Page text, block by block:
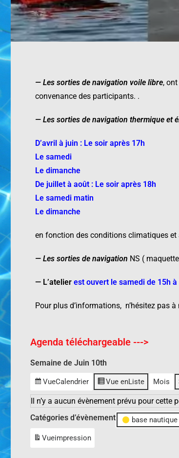
— Les sorties de navigation voile libre, ont
convenance des participants. .
— Les sorties de navigation thermique et
D’avril à juin : Le soir après 17h
Le samedi
Le dimanche
De juillet à août : Le soir après 18h
Le samedi matin
Le dimanche
en fonction des conditions climatiques
— Les sorties de navigation NS (
— L’atelier est ouvert le samedi de 15h
Pour plus d’informations, n’hésitez pas à
Agenda téléchargeable --->
Semaine de Juin 10th
VueCalendrier Vue enListe Mois
Il n’y a aucun évènement prévu pour cette
Catégories d’évènement
base
Vueimpression